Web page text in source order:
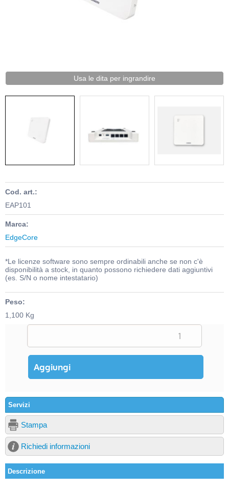
Usa le dita per ingrandire
Cod. art.:
EAP101
Marca:
EdgeCore
*Le licenze software sono sempre ordinabili anche se non c'è
disponibilità a stock, in quanto possono richiedere dati aggiuntivi
(es. S/N o nome intestatario)
Peso:
1,100 Kg
Servizi
Stampa
Richiedi informazioni
Descrizione